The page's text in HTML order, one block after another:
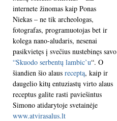
internete žinomas kaip Ponas
Niekas – ne tik archeologas,
fotografas, programuotojas bet ir
kolega nano-aludaris, nesenai
pasikvietęs į svečius nustebinęs savo
“Skuodo serbentų lambic’u“. O
šiandien šio alaus receptą, kaip ir
daugelio kitų entuziastų virto alaus
receptus galite rasti paviešintus
Simono atidarytoje svetainėje
www.atvirasalus.lt